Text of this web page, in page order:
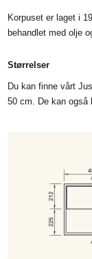
Korpuset er laget i
behandlet med olje
Størrelser
Du kan finne vårt
50 cm. De kan også